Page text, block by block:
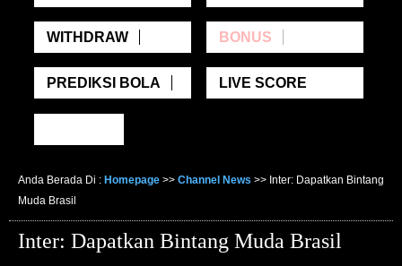
WITHDRAW BONUS
PREDIKSI BOLA LIVE SCORE
Anda Berada Di : Homepage >> Channel News >> Inter: Dapatkan Bintang
Muda Brasil
Inter: Dapatkan Bintang Muda Brasil